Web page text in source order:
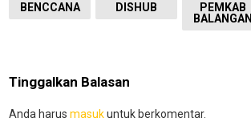
BENCCANA DISHUB
PEMKAB
BALANGAN
Tinggalkan Balasan
Anda harus masukuntuk berkomentar.